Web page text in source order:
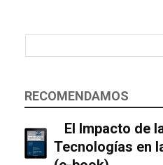
RECOMENDAMOS
El Impacto de
Tecnologías en